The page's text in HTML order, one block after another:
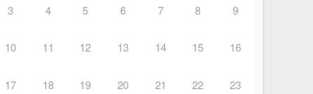
3 4 5 6 7 8 9
10 11 12 13 14 15 16
17 18 19 20 21 22 23